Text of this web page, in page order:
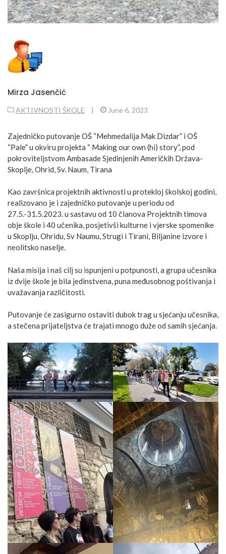
Mirza Jasenčić
AKTIVNOSTI ŠKOLE | June 6, 2023
Zajedničko putovanje OŠ “Mehmedalija Mak Dizdar” i OŠ
“Pale” u okviru projekta “ Making our own (hi) story”, pod
pokroviteljstvom Ambasade Sjedinjenih Američkih Država-
Skoplje, Ohrid, Sv. Naum, Tirana
Kao završnica projektnih aktivnosti u protekloj školskoj godini,
realizovano je i zajedničko putovanje u periodu od
27.5.-31.5.2023. u sastavu od 10 članova Projektnih timova
obje škole i 40 učenika, posjetivši kulturne i vjerske spomenike
u Skoplju, Ohridu, Sv Naumu,Strugi i Tirani, Biljanine izvore i
neolitsko naselje.
Naša misija i naš cilj su ispunjeni u potpunosti, a grupa učesnika
iz dvije škole je bila jedinstvena, puna međusobnog poštivanja i
uvažavanja različitosti.
Putovanje će zasigurno ostaviti dubok trag u sjećanju učesnika,
a stečena prijateljstva će trajati mnogo duže od samih sjećanja.